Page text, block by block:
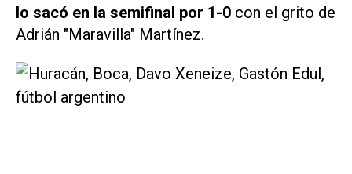
lo sacó en la semifinal por 1-0 con el grito de
Adrián "Maravilla" Martínez.